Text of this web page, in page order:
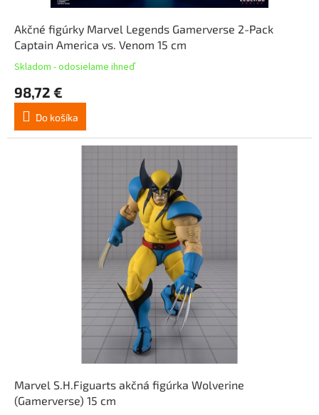
Akčné figúrky Marvel Legends Gamerverse 2-Pack
Captain America vs. Venom 15 cm
Skladom - odosielame ihneď
98,72 €
Do košíka
Marvel S.H.Figuarts akčná figúrka Wolverine
(Gamerverse) 15 cm